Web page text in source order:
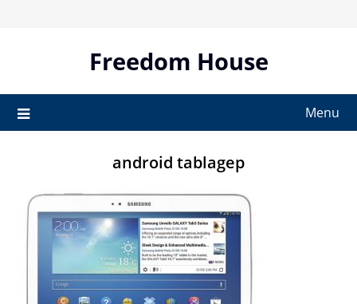
Freedom House
Menu
android tablagep